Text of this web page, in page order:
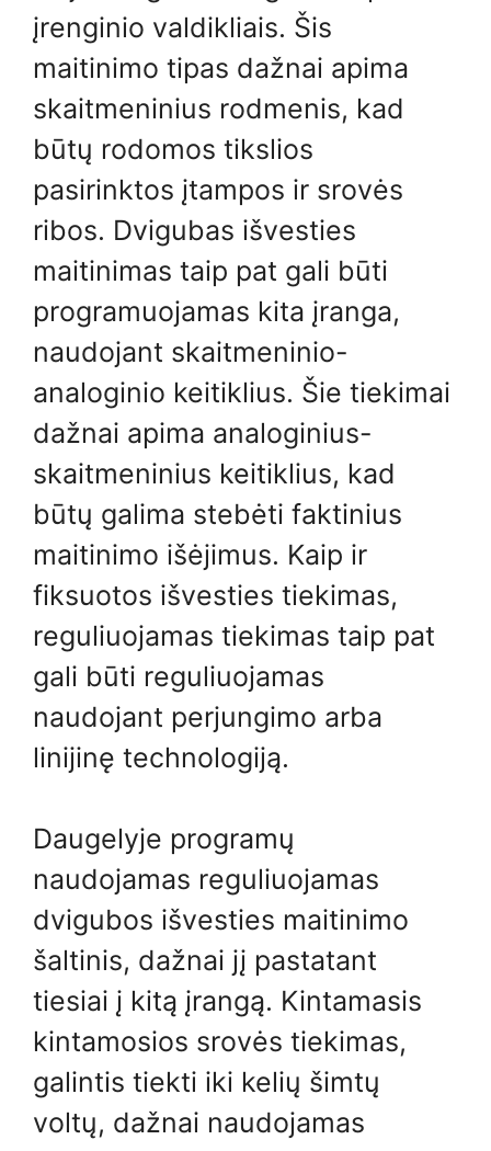
įrenginio valdikliais. Šis
maitinimo tipas dažnai apima
skaitmeninius rodmenis, kad
būtų rodomos tikslios
pasirinktos įtampos ir srovės
ribos. Dvigubas išvesties
maitinimas taip pat gali būti
programuojamas kita įranga,
naudojant skaitmeninio-
analoginio keitiklius. Šie tiekimai
dažnai apima analoginius-
skaitmeninius keitiklius, kad
būtų galima stebėti faktinius
maitinimo išėjimus. Kaip ir
fiksuotos išvesties tiekimas,
reguliuojamas tiekimas taip pat
gali būti reguliuojamas
naudojant perjungimo arba
linijinę technologiją.
Daugelyje programų
naudojamas reguliuojamas
dvigubos išvesties maitinimo
šaltinis, dažnai jį pastatant
tiesiai į kitą įrangą. Kintamasis
kintamosios srovės tiekimas,
galintis tiekti iki kelių šimtų
voltų, dažnai naudojamas